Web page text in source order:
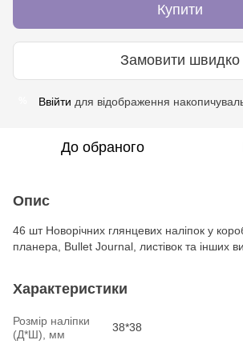
Купити
Замовити швидко
Ввійти для відображення
До обраного
Опис
46 шт Новорічних глянцевих наліпок у
планера, Bullet Journal, листівок та інших
Характеристики
Розмір наліпки
(Д*Ш), мм
38*38